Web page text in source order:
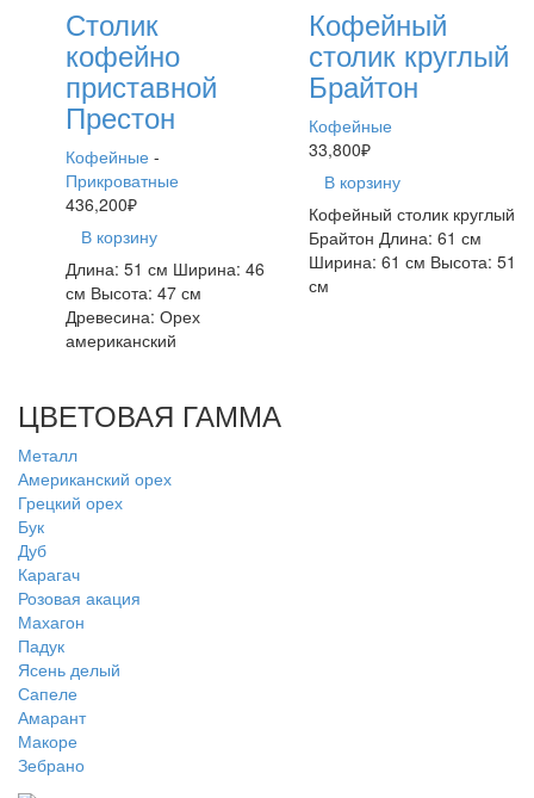
Столик
кофейно
приставной
Престон
Кофейные -
Прикроватные
436,200₽
В корзину
Длина: 51 см Ширина: 46
см Высота: 47 см
Древесина: Орех
американский
Кофейный
столик круглый
Брайтон
Кофейные
33,800₽
В корзину
Кофейный столик круглый
Брайтон Длина: 61 см
Ширина: 61 см Высота: 51
см
ЦВЕТОВАЯ ГАММА
Металл
Американский орех
Грецкий орех
Бук
Дуб
Карагач
Розовая акация
Махагон
Падук
Ясень делый
Сапеле
Амарант
Макоре
Зебрано